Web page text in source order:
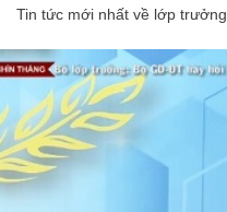
Tin tức mới nhất về lớp trưởng